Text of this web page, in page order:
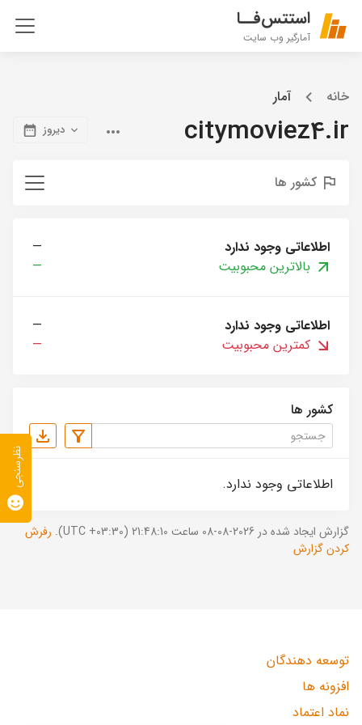
استتس‌فــا
آمارگیر وب سایت
خانه آمار
citymoviez4.ir دیروز
کشور ها
اطلاعاتی وجود ندارد
—
بالاترین محبوبیت
—
اطلاعاتی وجود ندارد
—
کمترین محبوبیت
—
کشور ها
اطلاعاتی وجود ندارد.
گزارش ایجاد شده در 2026-08-08 ساعت 21:48:10 (UTC +03:30).
رفرش
کردن گزارش
توسعه دهندگان
افزونه ها
نماد اعتماد
نظرسنجی